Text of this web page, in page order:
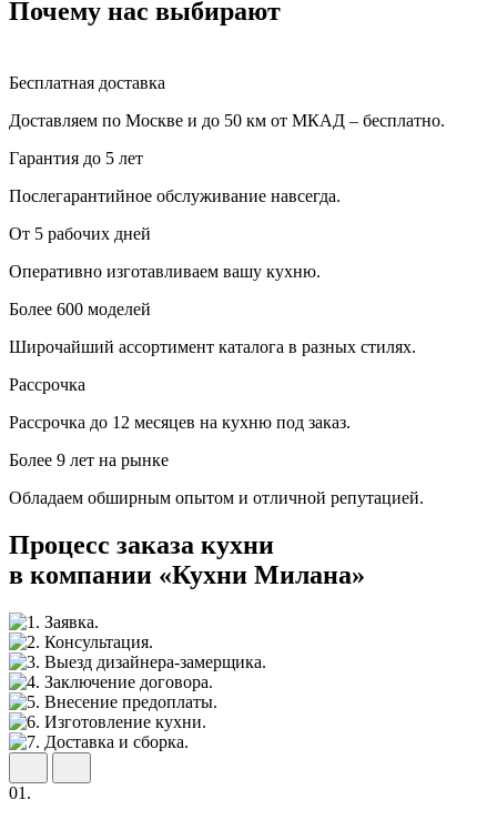
Почему нас выбирают
Бесплатная доставка
Доставляем по Москве и до 50 км от МКАД – бесплатно.
Гарантия до 5 лет
Послегарантийное обслуживание навсегда.
От 5 рабочих дней
Оперативно изготавливаем вашу кухню.
Более 600 моделей
Широчайший ассортимент каталога в разных стилях.
Рассрочка
Рассрочка до 12 месяцев на кухню под заказ.
Более 9 лет на рынке
Обладаем обширным опытом и отличной репутацией.
Процесс заказа кухни
в компании «Кухни Милана»
01.